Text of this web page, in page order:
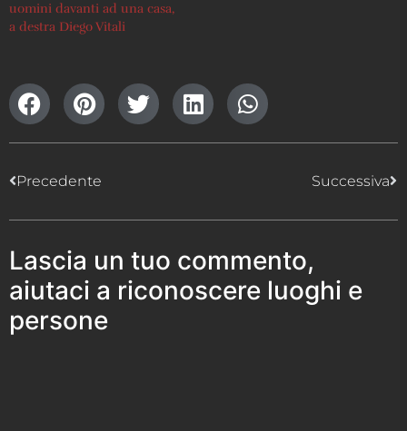
uomini davanti ad una casa,
a destra Diego Vitali
Precedente Successiva
Lascia un tuo commento,
aiutaci a riconoscere luoghi e
persone